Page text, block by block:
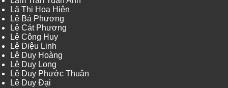
Lã Thị Hoa Hiên
Lê Bá Phương
Lê Cát Phương
Lê Công Huy
Lê Diệu Linh
Lê Duy Hoàng
Lê Duy Long
Lê Duy Phước Thuận
Lê Duy Đại